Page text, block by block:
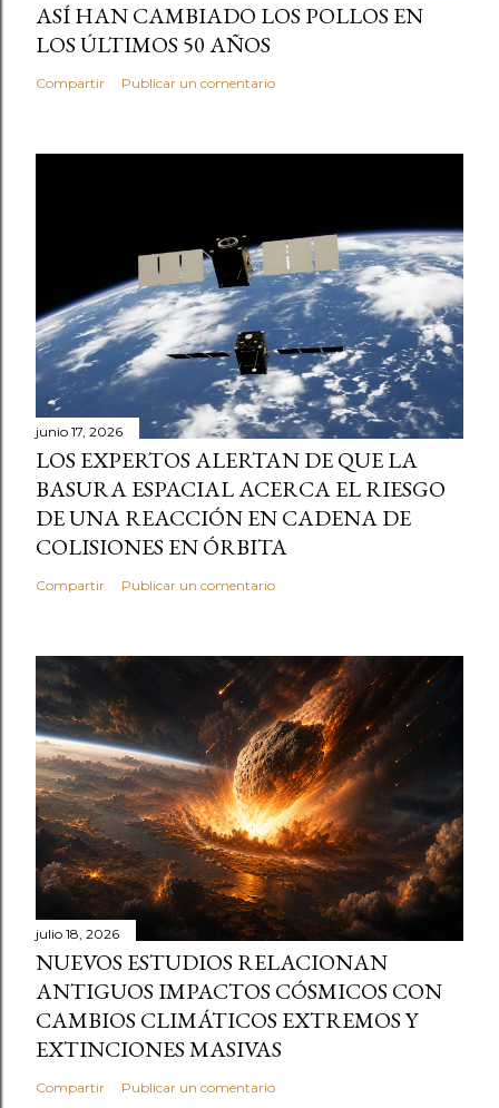
ASÍ HAN CAMBIADO LOS POLLOS EN
LOS ÚLTIMOS 50 AÑOS
Compartir Publicar un comentario
junio 17, 2026
LOS EXPERTOS ALERTAN DE QUE LA
BASURA ESPACIAL ACERCA EL RIESGO
DE UNA REACCIÓN EN CADENA DE
COLISIONES EN ÓRBITA
Compartir Publicar un comentario
julio 18, 2026
NUEVOS ESTUDIOS RELACIONAN
ANTIGUOS IMPACTOS CÓSMICOS CON
CAMBIOS CLIMÁTICOS EXTREMOS Y
EXTINCIONES MASIVAS
Compartir Publicar un comentario